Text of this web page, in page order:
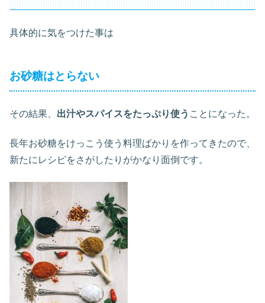
具体的に気をつけた事は
お砂糖はとらない
その結果、 出汁やスパイスをたっぷり使う ことになった。
長年お砂糖をけっこう使う料理ばかりを作ってきたので、
新たにレシピをさがしたりがかなり面倒です。